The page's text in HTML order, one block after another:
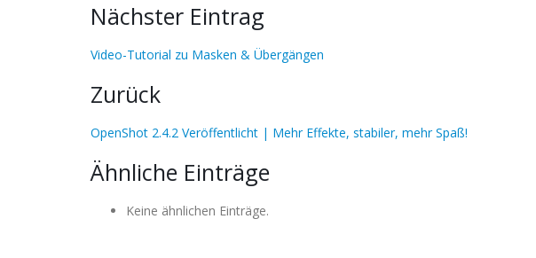
Nächster Eintrag
Video-Tutorial zu Masken & Übergängen
Zurück
OpenShot 2.4.2 Veröffentlicht | Mehr Effekte, stabiler, mehr Spaß!
Ähnliche Einträge
Keine ähnlichen Einträge.